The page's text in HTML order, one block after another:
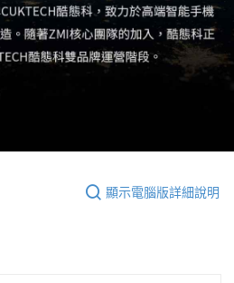
顯示電腦版詳細說明